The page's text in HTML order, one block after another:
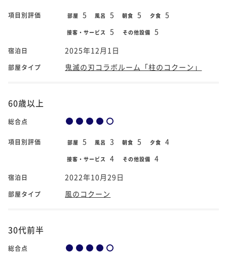
項目別評価 部屋 5 風呂 5 朝食 5 夕食 5
接客・サービス 5 その他設備 5
宿泊日 2025年12月1日
部屋タイプ 鬼滅の刃コラボルーム「柱のコクーン」
60歳以上
総合点
項目別評価 部屋 5 風呂 3 朝食 5 夕食 4
接客・サービス 4 その他設備 4
宿泊日 2022年10月29日
部屋タイプ 風のコクーン
30代前半
総合点